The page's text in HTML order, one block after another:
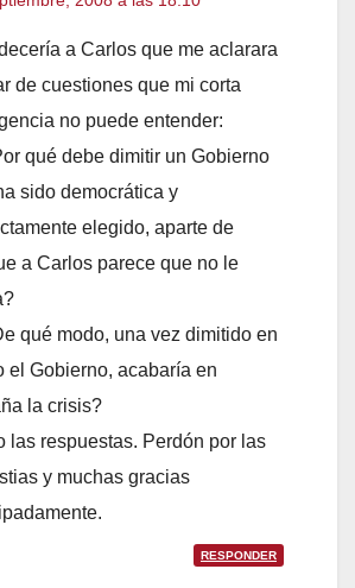
a Carlos que me aclarara
de cuestiones que mi corta
no puede entender:
qué debe dimitir un Gobierno
sido democrática y
elegido, aparte de
a Carlos parece que no le
qué modo, una vez dimitido en
el Gobierno, acabaría en
la crisis?
las respuestas. Perdón por las
y muchas gracias
RESPONDER